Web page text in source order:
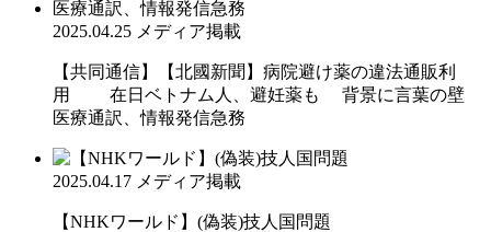
2025.04.25 メディア掲載
【共同通信】【北國新聞】病院避け薬の違法通販利
用 在日ベトナム人、避妊薬も 背景に言葉の壁
医療通訳、情報発信急務
2025.04.17 メディア掲載
【NHKワールド】(偽装)技人国問題